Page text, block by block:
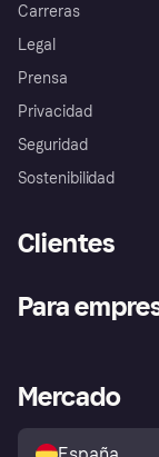
Carreras
Legal
Prensa
Privacidad
Seguridad
Sostenibilidad
Clientes
Inicio de sesión
Directorio de tiendas
Política de
comprador de Klarna
Para
Acceso empresas
Mercado